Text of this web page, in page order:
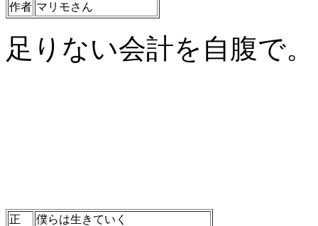
作者 マリモさん
足りない会計を自腹で。
正
僕らは生きていく